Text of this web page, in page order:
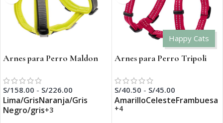
Arnes para Perro Maldon
S/158.00 - S/226.00
Lima/GrisNaranja/Gris
Negro/gris+3
Happy Cats
Arnes para Perro Tripoli
S/40.50 - S/45.00
AmarilloCelesteFrambuesa
+4